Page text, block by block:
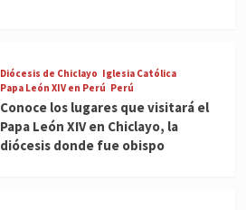
Diócesis de Chiclayo Iglesia Católica
Papa León XIV en Perú Perú
Conoce los lugares que visitará el
Papa León XIV en Chiclayo, la
diócesis donde fue obispo